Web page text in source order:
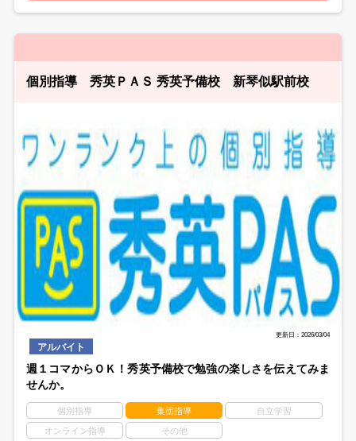
個別指導 秀英ＰＡＳ 秀英予備校 新琴似駅前校
更新日：2026/03/04
アルバイト
週１コマからＯＫ！秀英予備校で勉強の楽しさを伝えてみま
せんか。
個別指導 集団指導 自立学習
オンライン指導 その他